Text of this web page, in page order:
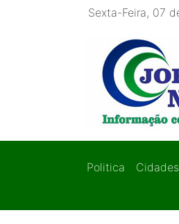
Sexta-Feira, 07
Politica Cidades